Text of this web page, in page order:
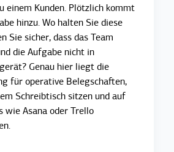
einem Kunden. Plötzlich kommt
hinzu. Wo halten Sie diese
Sie sicher, dass das Team
die Aufgabe nicht in
Genau hier liegt die
für operative Belegschaften,
Schreibtisch sitzen und auf
wie Asana oder Trello